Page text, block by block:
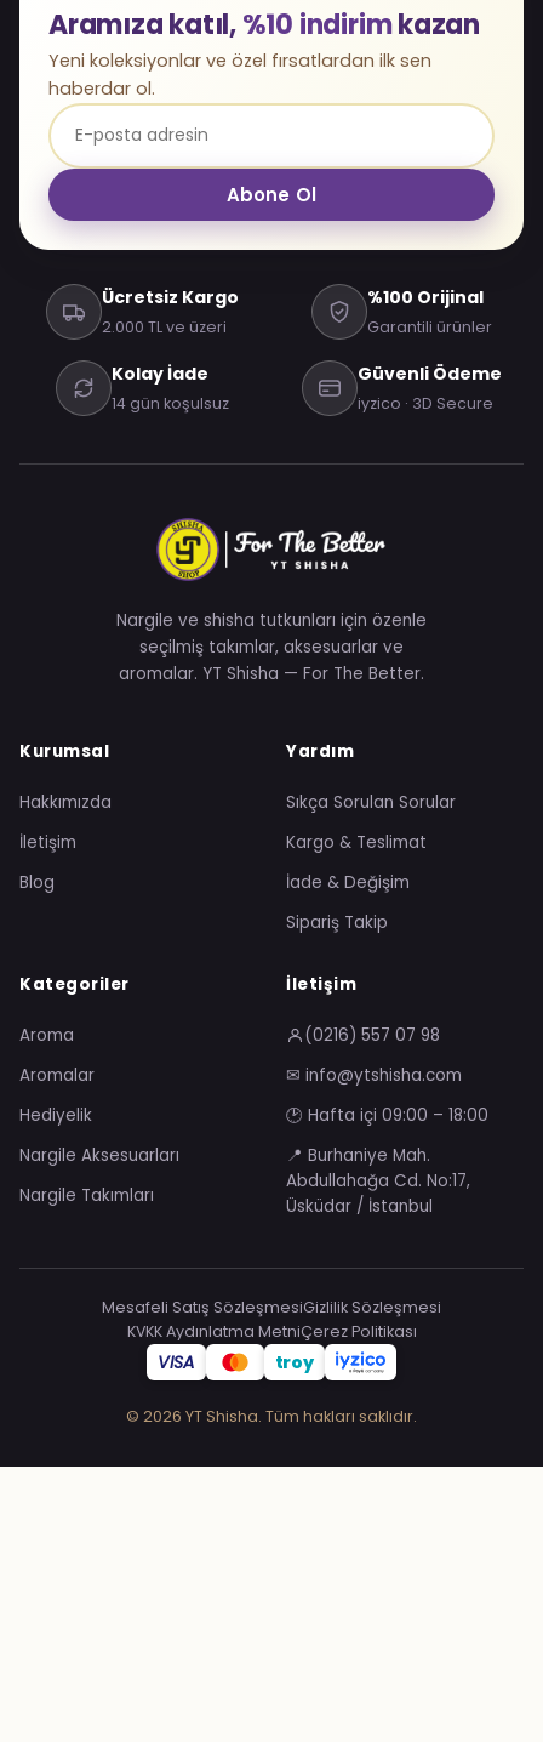
Aramıza katıl,%10 indirimkazan
Yeni koleksiyonlar ve özel fırsatlardan ilk sen
haberdar ol.
Abone Ol
Ücretsiz Kargo
2.000 TL ve üzeri
%100 Orijinal
Garantili ürünler
Kolay İade
14 gün koşulsuz
Güvenli Ödeme
iyzico · 3D Secure
Nargile ve shisha tutkunları için özenle
seçilmiş takımlar, aksesuarlar ve
aromalar. YT Shisha — For The Better.
Kurumsal
Hakkımızda
İletişim
Blog
Yardım
Sıkça Sorulan Sorular
Kargo & Teslimat
İade & Değişim
Sipariş Takip
Kategoriler
Aroma
Aromalar
Hediyelik
Nargile Aksesuarları
Nargile Takımları
İletişim
(0216) 557 07 98
✉ info@ytshisha.com
🕑 Hafta içi 09:00 – 18:00
📍 Burhaniye Mah.
Abdullahağa Cd. No:17,
Üsküdar / İstanbul
Mesafeli Satış SözleşmesiGizlilik Sözleşmesi
KVKK Aydınlatma MetniÇerez Politikası
VISA troy
© 2026 YT Shisha. Tüm hakları saklıdır.